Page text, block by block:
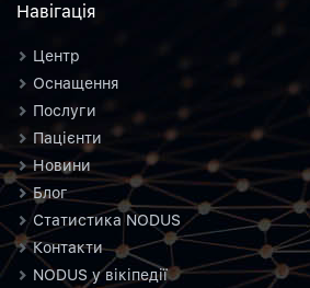
Навiгацiя
Центр
Оснащення
Послуги
Пацієнти
Новини
Блог
Статистика NODUS
Контакти
NODUS у вікіпедії